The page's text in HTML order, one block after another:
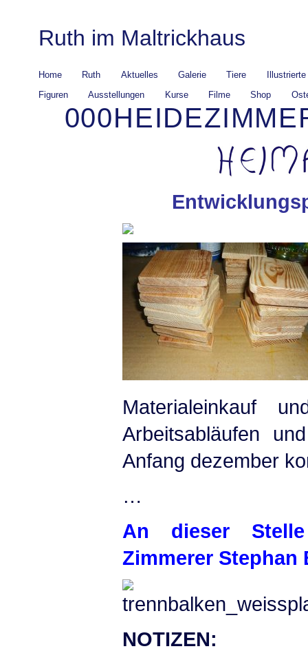
Ruth im Maltrickhaus
Home Ruth Aktuelles Galerie Tiere
Figuren
Ausstellungen Kurse Filme Shop
Materialeinkauf
Arbeitsabläufen
Anfang dezember
…
An dieser
Zimmerer
NOTIZEN: